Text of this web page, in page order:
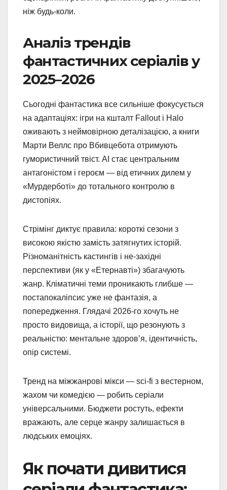
ніж будь-коли.
Аналіз трендів
фантастичних серіалів у
2025–2026
Сьогодні фантастика все сильніше фокусується
на адаптаціях: ігри на кшталт Fallout і Halo
оживають з неймовірною деталізацією, а книги
Марти Веллс про Вбивцебота отримують
гумористичний твіст. AI стає центральним
антагоністом і героєм — від етичних дилем у
«Мурдерботі» до тотального контролю в
дистопіях.
Стрімінг диктує правила: короткі сезони з
високою якістю замість затягнутих історій.
Різноманітність кастингів і не-західні
перспективи (як у «Етернавті») збагачують
жанр. Кліматичні теми проникають глибше —
постапокаліпсис уже не фантазія, а
попередження. Глядачі 2026-го хочуть не
просто видовища, а історії, що резонують з
реальністю: ментальне здоров’я, ідентичність,
опір системі.
Тренд на міжжанрові мікси — sci-fi з вестерном,
жахом чи комедією — робить серіали
універсальними. Бюджети ростуть, ефекти
вражають, але серце жанру залишається в
людських емоціях.
Як почати дивитися